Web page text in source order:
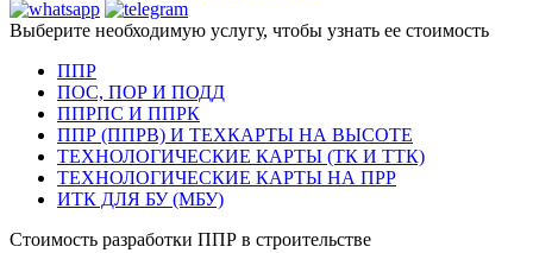
Выберите необходимую услугу, чтобы узнать ее стоимость
ППР
ПОС, ПОР И ПОДД
ППРПС И ППРК
ППР (ППРВ) И ТЕХКАРТЫ НА ВЫСОТЕ
ТЕХНОЛОГИЧЕСКИЕ КАРТЫ (ТК И ТТК)
ТЕХНОЛОГИЧЕСКИЕ КАРТЫ НА ПРР
ИТК ДЛЯ БУ (МБУ)
Стоимость разработки ППР в строительстве